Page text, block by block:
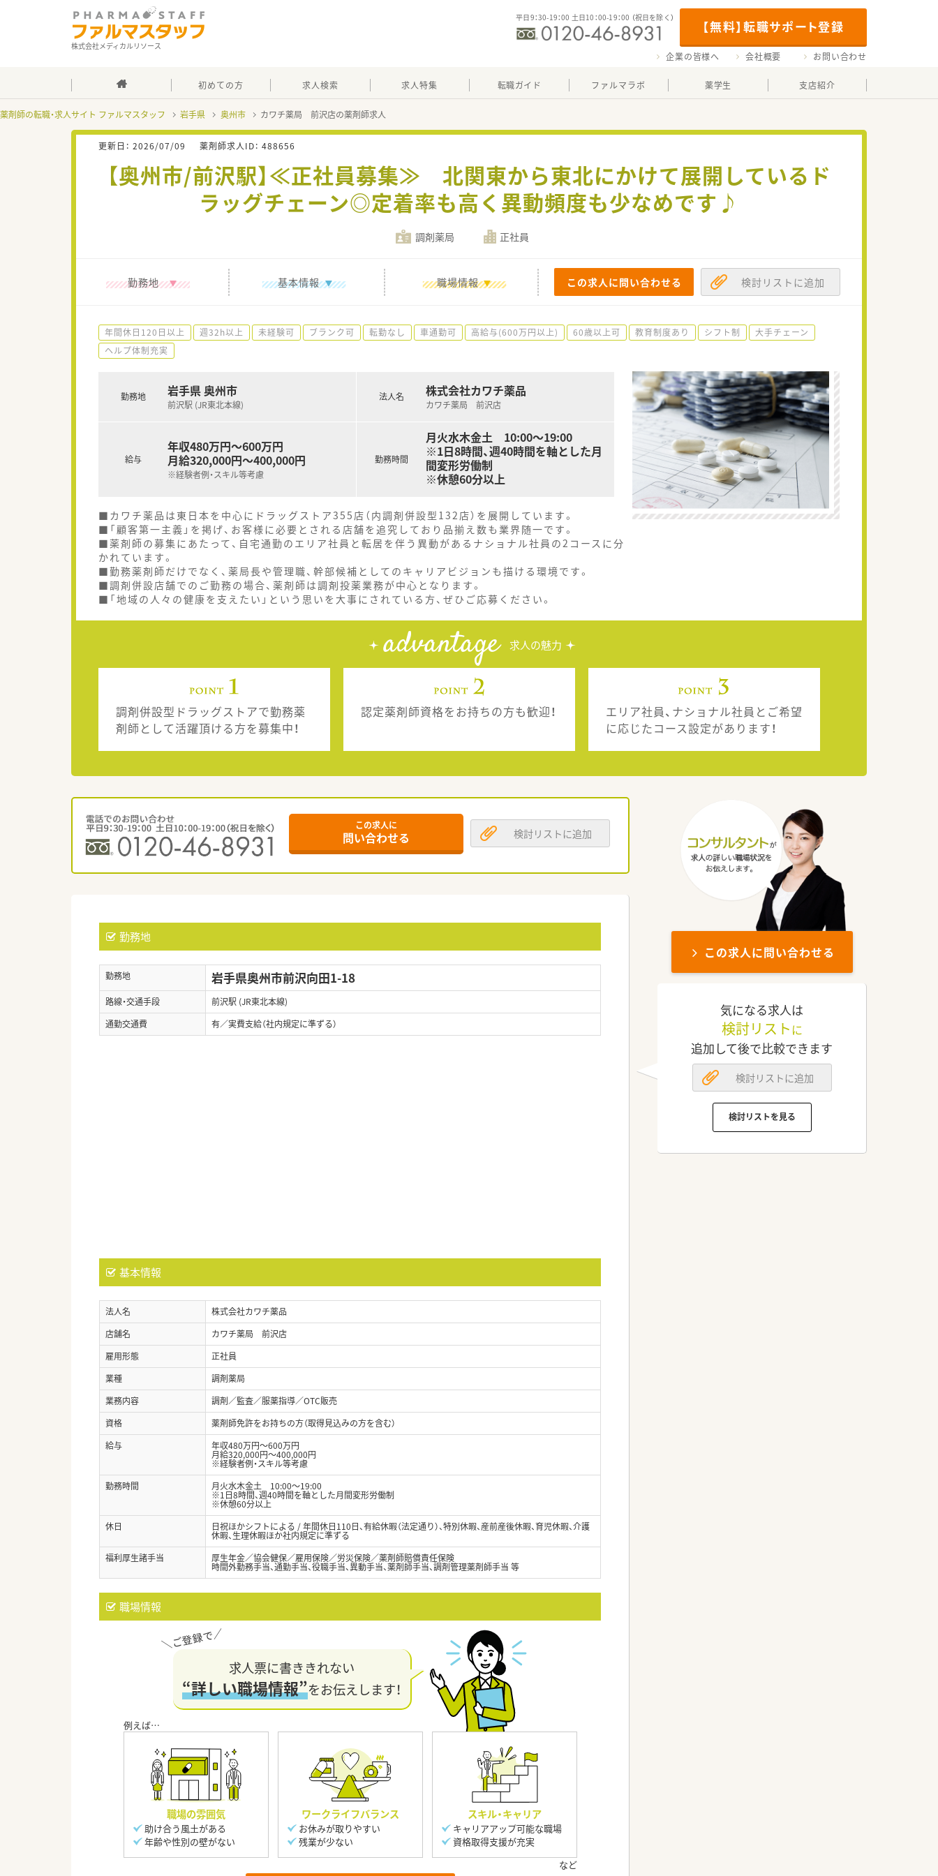
株式会社メディカルリソース
【無料】転職サポート登録
平日9：30-19：00 土日10：00-19：00 （祝日を除く）
企業の皆様へ 会社概要 お問い合わせ
初めての方 求人検索 求人特集 転職ガイド ファルマラボ 薬学生 支店紹介
薬剤師の転職・求人サイト ファルマスタッフ 岩手県 奥州市 カワチ薬局 前沢店の薬剤師求人
更新日： 2026/07/09 薬剤師求人ID： 488656
【奥州市/前沢駅】≪正社員募集≫ 北関東から東北にかけて展開しているド
ラッグチェーン◎定着率も高く異動頻度も少なめです♪
調剤薬局 正社員
勤務地 基本情報 職場情報 この求人に問い合わせる 検討リストに追加
年間休日120日以上 週32h以上 未経験可 ブランク可 転勤なし 車通勤可 高給与(600万円以上) 60歳以上可 教育制度あり シフト制
大手チェーン
ヘルプ体制充実
勤務地 岩手県 奥州市
前沢駅 (JR東北本線)
給与
年収480万円～600万円
月給320,000円～400,000円
※経験者例・スキル等考慮
法人名 株式会社カワチ薬品
カワチ薬局 前沢店
勤務時間
月火水木金土 10:00～19:00
※1日8時間、週40時間を軸とした月
間変形労働制
※休憩60分以上
■カワチ薬品は東日本を中心にドラッグストア355店（内調剤併設型132店）を展開しています。
■「顧客第一主義」を掲げ、お客様に必要とされる店舗を追究しており品揃え数も業界随一です。
■薬剤師の募集にあたって、自宅通勤のエリア社員と転居を伴う異動があるナショナル社員の2コースに分
かれています。
■勤務薬剤師だけでなく、薬局長や管理職、幹部候補としてのキャリアビジョンも描ける環境です。
■調剤併設店舗でのご勤務の場合、薬剤師は調剤投薬業務が中心となります。
■「地域の人々の健康を支えたい」という思いを大事にされている方、ぜひご応募ください。
advantage 求人の魅力
調剤併設型ドラッグストアで勤務薬
剤師として活躍頂ける方を募集中！
認定薬剤師資格をお持ちの方も歓迎！
エリア社員、ナショナル社員とご希望
に応じたコース設定があります！
この求人に
問い合わせる 検討リストに追加
勤務地
勤務地 岩手県奥州市前沢向田1-18
路線・交通手段
前沢駅 (JR東北本線)
通勤交通費
有／実費支給（社内規定に準ずる）
基本情報
法人名
株式会社カワチ薬品
店舗名
カワチ薬局 前沢店
雇用形態
正社員
業種
調剤薬局
業務内容
調剤／監査／服薬指導／OTC販売
資格
薬剤師免許をお持ちの方（取得見込みの方を含む）
給与
年収480万円～600万円
月給320,000円～400,000円
※経験者例・スキル等考慮
勤務時間
月火水木金土 10:00～19:00
※1日8時間、週40時間を軸とした月間変形労働制
※休憩60分以上
休日
日祝ほかシフトによる / 年間休日110日、有給休暇（法定通り）、特別休暇、産前産後休暇、育児休暇、介護
休暇、生理休暇ほか社内規定に準ずる
福利厚生諸手当
厚生年金／協会健保／雇用保険／労災保険／薬剤師賠償責任保険
時間外勤務手当、通勤手当、役職手当、異動手当、薬剤師手当、調剤管理薬剤師手当 等
職場情報
求人票に書ききれない
“詳しい職場情報”をお伝えします！
職場の雰囲気
助け合う風土がある
年齢や性別の壁がない
ワークライフバランス
お休みが取りやすい
残業が少ない
スキル・キャリア
キャリアアップ可能な職場
資格取得支援が充実
この求人に問い合わせる
気になる求人は
検討リスト に
追加して後で比較できます
検討リストに追加
検討リストを見る